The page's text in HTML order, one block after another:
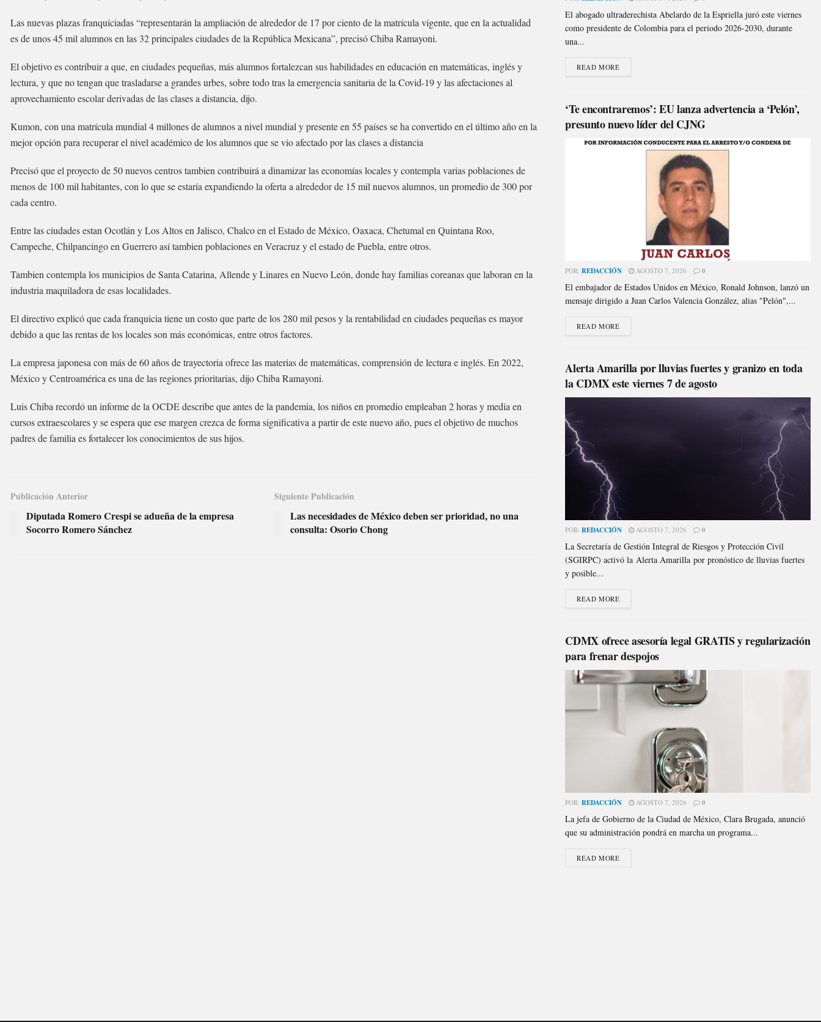
Las nuevas plazas franquiciadas “representarán la ampliación de alrededor de 17 por ciento de la matrícula vigente, que en la actualidad
es de unos 45 mil alumnos en las 32 principales ciudades de la República Mexicana”, precisó Chiba Ramayoni.
El objetivo es contribuir a que, en ciudades pequeñas, más alumnos fortalezcan sus habilidades en educación en matemáticas, inglés y
lectura, y que no tengan que trasladarse a grandes urbes, sobre todo tras la emergencia sanitaria de la Covid-19 y las afectaciones al
aprovechamiento escolar derivadas de las clases a distancia, dijo.
Kumon, con una matrícula mundial 4 millones de alumnos a nivel mundial y presente en 55 países se ha convertido en el último año en la
mejor opción para recuperar el nivel académico de los alumnos que se vio afectado por las clases a distancia
Precisó que el proyecto de 50 nuevos centros tambien contribuirá a dinamizar las economías locales y contempla varias poblaciones de
menos de 100 mil habitantes, con lo que se estaría expandiendo la oferta a alrededor de 15 mil nuevos alumnos, un promedio de 300 por
cada centro.
Entre las ciudades estan Ocotlán y Los Altos en Jalisco, Chalco en el Estado de México, Oaxaca, Chetumal en Quintana Roo,
Campeche, Chilpancingo en Guerrero así tambien poblaciones en Veracruz y el estado de Puebla, entre otros.
Tambien contempla los municipios de Santa Catarina, Allende y Linares en Nuevo León, donde hay familias coreanas que laboran en la
industria maquiladora de esas localidades.
El directivo explicó que cada franquicia tiene un costo que parte de los 280 mil pesos y la rentabilidad en ciudades pequeñas es mayor
debido a que las rentas de los locales son más económicas, entre otros factores.
La empresa japonesa con más de 60 años de trayectoria ofrece las materias de matemáticas, comprensión de lectura e inglés. En 2022,
México y Centroamérica es una de las regiones prioritarias, dijo Chiba Ramayoni.
Luis Chiba recordó un informe de la OCDE describe que antes de la pandemia, los niños en promedio empleaban 2 horas y media en
cursos extraescolares y se espera que ese margen crezca de forma significativa a partir de este nuevo año, pues el objetivo de muchos
padres de familia es fortalecer los conocimientos de sus hijos.
Publicación Anterior
Diputada Romero Crespi se adueña de la empresa
Socorro Romero Sánchez
Siguiente Publicación
Las necesidades de México deben ser prioridad, no una
consulta: Osorio Chong
El abogado ultraderechista Abelardo de la Espriella juró este viernes
como presidente de Colombia para el periodo 2026-2030, durante
una...
READ MORE
‘Te encontraremos’: EU lanza advertencia a ‘Pelón’,
presunto nuevo líder del CJNG
POR: REDACCIÓN AGOSTO 7, 2026 0
El embajador de Estados Unidos en México, Ronald Johnson, lanzó un
mensaje dirigido a Juan Carlos Valencia González, alias "Pelón",...
READ MORE
Alerta Amarilla por lluvias fuertes y granizo en toda
la CDMX este viernes 7 de agosto
POR: REDACCIÓN AGOSTO 7, 2026 0
La Secretaría de Gestión Integral de Riesgos y Protección Civil
(SGIRPC) activó la Alerta Amarilla por pronóstico de lluvias fuertes
y posible...
READ MORE
CDMX ofrece asesoría legal GRATIS y regularización
para frenar despojos
POR: REDACCIÓN AGOSTO 7, 2026 0
La jefa de Gobierno de la Ciudad de México, Clara Brugada, anunció
que su administración pondrá en marcha un programa...
READ MORE